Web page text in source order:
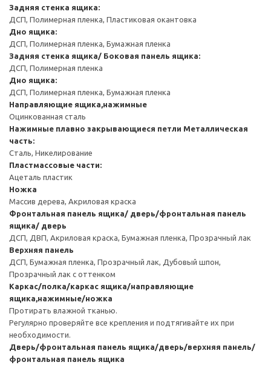
Задняя стенка ящика:
ДСП, Полимерная пленка, Пластиковая окантовка
Дно ящика:
ДСП, Полимерная пленка, Бумажная пленка
Задняя стенка ящика/ Боковая панель ящика:
ДСП, Полимерная пленка
Дно ящика:
ДСП, Полимерная пленка, Бумажная пленка
Направляющие ящика,нажимные
Оцинкованная сталь
Нажимные плавно закрывающиеся петли Металлическая
часть:
Сталь, Никелирование
Пластмассовые части:
Ацеталь пластик
Ножка
Массив дерева, Акриловая краска
Фронтальная панель ящика/ дверь/фронтальная панель
ящика/ дверь
ДСП, ДВП, Акриловая краска, Бумажная пленка, Прозрачный лак
Верхняя панель
ДСП, Бумажная пленка, Прозрачный лак, Дубовый шпон,
Прозрачный лак с оттенком
Каркас/полка/каркас ящика/направляющие
ящика,нажимные/ножка
Протирать влажной тканью.
Регулярно проверяйте все крепления и подтягивайте их при
необходимости.
Дверь/фронтальная панель ящика/дверь/верхняя панель/
фронтальная панель ящика